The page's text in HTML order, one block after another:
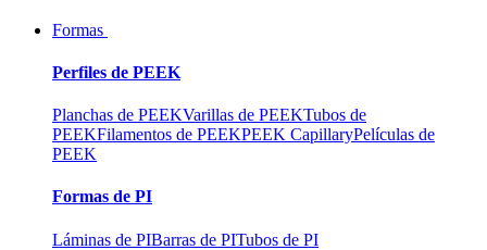
Formas
Perfiles de PEEK
Planchas de PEEKVarillas de PEEKTubos de
PEEKFilamentos de PEEKPEEK CapillaryPelículas de
PEEK
Formas de PI
Láminas de PIBarras de PITubos de PI